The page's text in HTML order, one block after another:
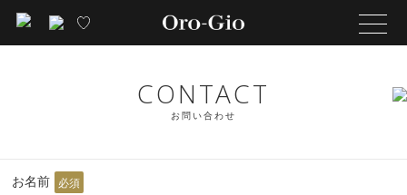
CONTACT
お問い合わせ
お名前 必須